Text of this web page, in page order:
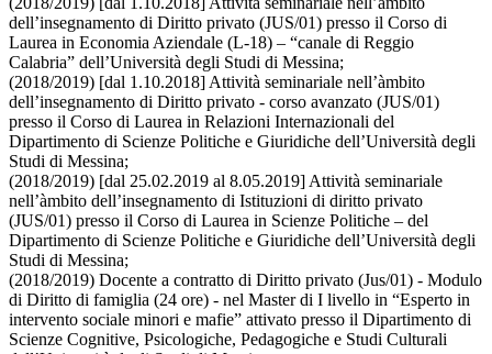
dell’insegnamento di Diritto privato (JUS/01) presso il Corso di
Laurea in Economia Aziendale (L-18) – “canale di Reggio
Calabria” dell’Università degli Studi di Messina;
(2018/2019) [dal 1.10.2018] Attività seminariale nell’àmbito
dell’insegnamento di Diritto privato - corso avanzato (JUS/01)
presso il Corso di Laurea in Relazioni Internazionali del
Dipartimento di Scienze Politiche e Giuridiche dell’Università degli
Studi di Messina;
(2018/2019) [dal 25.02.2019 al 8.05.2019] Attività seminariale
nell’àmbito dell’insegnamento di Istituzioni di diritto privato
(JUS/01) presso il Corso di Laurea in Scienze Politiche – del
Dipartimento di Scienze Politiche e Giuridiche dell’Università degli
Studi di Messina;
(2018/2019) Docente a contratto di Diritto privato (Jus/01) - Modulo
di Diritto di famiglia (24 ore) - nel Master di I livello in “Esperto in
intervento sociale minori e mafie” attivato presso il Dipartimento di
Scienze Cognitive, Psicologiche, Pedagogiche e Studi Culturali